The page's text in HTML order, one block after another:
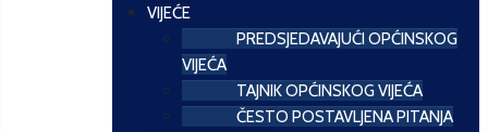
VIJEĆE
PREDSJEDAVAJUĆI OPĆINSKOG
VIJEĆA
TAJNIK OPĆINSKOG VIJEĆA
ČESTO POSTAVLJENA PITANJA